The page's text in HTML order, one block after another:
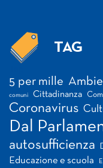
TAG
5 per mille
comuni Cittadinanza
Coronavirus
Dal
autosufficienza
Educazione e scuola